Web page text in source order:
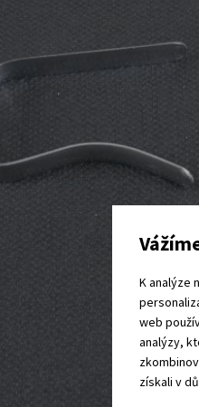
K analýze
web
analýzy,
získali v